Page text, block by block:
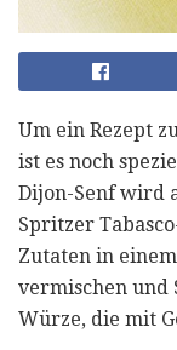
Um ein Rezept
ist es noch
Dijon-Senf wird
Spritzer
Zutaten in
vermischen und
Würze, die mit